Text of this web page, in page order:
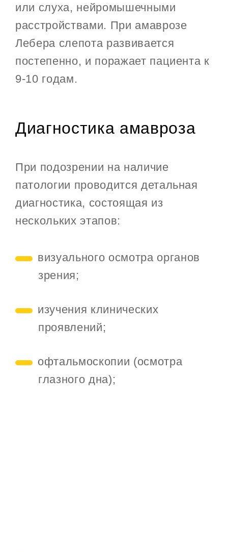
или слуха, нейромышечными
расстройствами. При амаврозе
Лебера слепота развивается
постепенно, и поражает пациента к
9-10 годам.
Диагностика амавроза
При подозрении на наличие
патологии проводится детальная
диагностика, состоящая из
нескольких этапов:
визуального осмотра органов
зрения;
изучения клинических
проявлений;
офтальмоскопии (осмотра
глазного дна);